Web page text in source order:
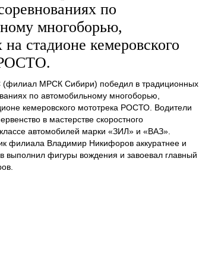
по
многоборью,
стадионе кемеровского
(филиал МРСК Сибири) победил в традиционных
по автомобильному многоборью,
кемеровского мототрека РОСТО. Водители
в мастерстве скоростного
автомобилей марки «ЗИЛ» и «ВАЗ».
филиала Владимир Никифоров аккуратнее и
выполнил фигуры вождения и завоевал главный